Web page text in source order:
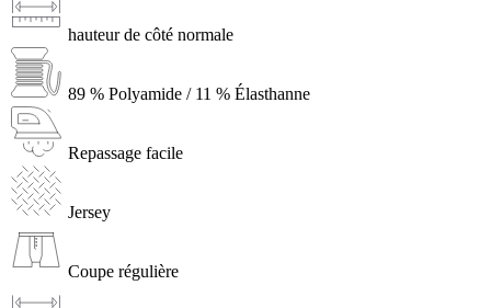
hauteur de côté normale
89 % Polyamide / 11 % Élasthanne
Repassage facile
Jersey
Coupe régulière